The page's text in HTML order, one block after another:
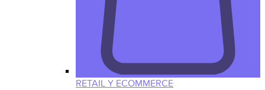
RETAIL Y ECOMMERCE